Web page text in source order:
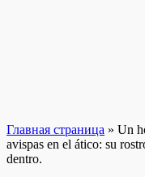
Главная страница » Un
avispas en el ático: su
dentro.